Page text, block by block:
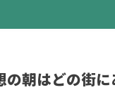
の朝はどの街に